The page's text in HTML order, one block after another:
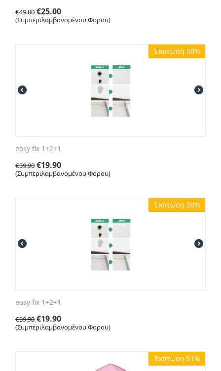
€49.00 €25.00
(Συμπεριλαμβανομένου Φορου)
Έκπτωση 50%
easy fix 1+2+1
€39.90 €19.90
(Συμπεριλαμβανομένου Φορου)
Έκπτωση 50%
easy fix 1+2+1
€39.90 €19.90
(Συμπεριλαμβανομένου Φορου)
Έκπτωση 51%